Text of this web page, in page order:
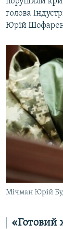
голова
Юрій
Мічман Юрій
«Готовий